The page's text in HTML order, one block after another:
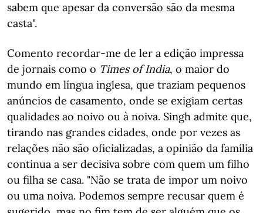
sabem que apesar da conversão são da mesma
casta".
Comento recordar-me de ler a edição impressa
de jornais como o Times of India, o maior do
mundo em língua inglesa, que traziam pequenos
anúncios de casamento, onde se exigiam certas
qualidades ao noivo ou à noiva. Singh admite que,
tirando nas grandes cidades, onde por vezes as
relações não são oficializadas, a opinião da família
continua a ser decisiva sobre com quem um filho
ou filha se casa. "Não se trata de impor um noivo
ou uma noiva. Podemos sempre recusar quem é